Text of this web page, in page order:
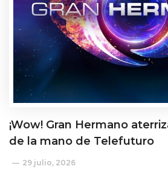
¡Wow! Gran Hermano
de la mano de Telefuturo
29 julio, 2026